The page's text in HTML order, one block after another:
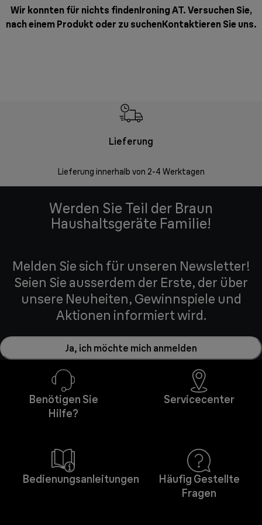
Wir konnten für nichts findenIroning AT. Versuchen Sie,
nach einem Produkt oder zu suchenKontaktieren Sie uns.
Lieferung
Lieferung innerhalb von 2-4 Werktagen
Werden Sie Teil der Braun
Haushaltsgeräte Familie!
Melden Sie sich für unseren Newsletter!
Seien Sie ausserdem der Erste, der über
unsere Neuheiten, Gewinnspiele und
Aktionen informiert wird.
Ja, ich möchte mich anmelden
Benötigen Sie
Hilfe?
Servicecenter
Bedienungsanleitungen
Häufig Gestellte
Fragen